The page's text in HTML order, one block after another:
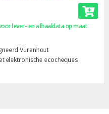
lever- en afhaaldata op maat
Vurenhout
elektronische ecocheques